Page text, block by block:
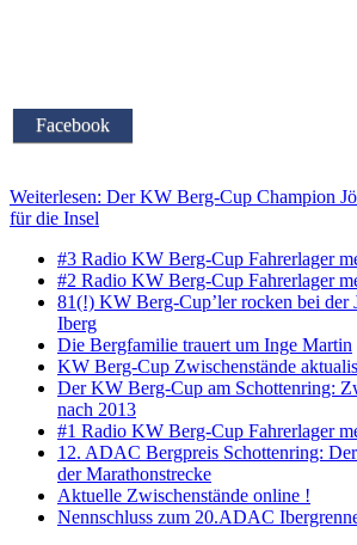
Facebook
Weiterlesen: Der KW Berg-Cup Champion
für die Insel
#3 Radio KW Berg-Cup Fahrerlager
#2 Radio KW Berg-Cup Fahrerlager
81(!) KW Berg-Cup’ler rocken bei der
Iberg
Die Bergfamilie trauert um Inge Martin
KW Berg-Cup Zwischenstände
Der KW Berg-Cup am Schottenring:
nach 2013
#1 Radio KW Berg-Cup Fahrerlager
12. ADAC Bergpreis Schottenring:
der Marathonstrecke
Aktuelle Zwischenstände online !
Nennschluss zum 20.ADAC